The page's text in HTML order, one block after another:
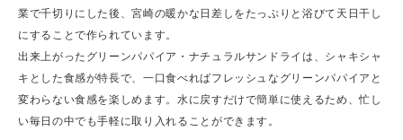
業で千切りにした後、宮崎の暖かな日差しをたっぷりと浴びて天日干し
にすることで作られています。
出来上がったグリーンパパイア・ナチュラルサンドライは、シャキシャ
キとした食感が特長で、一口食べればフレッシュなグリーンパパイアと
変わらない食感を楽しめます。水に戻すだけで簡単に使えるため、忙し
い毎日の中でも手軽に取り入れることができます。